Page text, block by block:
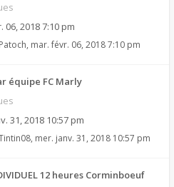
06, 2018 7:10 pm
Patoch, mar. févr. 06, 2018 7:10 pm
équipe FC Marly
31, 2018 10:57 pm
, mer. janv. 31, 2018 10:57 pm
12 heures Corminboeuf